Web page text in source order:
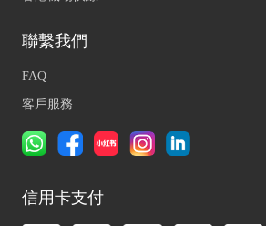
聯繫我們
FAQ
客戶服務
信用卡支付